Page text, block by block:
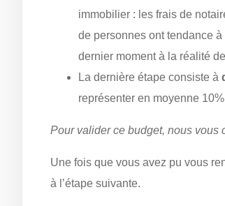
immobilier : les frais de
de personnes ont tendance
dernier moment à la réalité
La dernière étape consiste à
représenter en moyenne
Pour valider ce budget, nous vous
Une fois que vous avez pu vous
à l’étape suivante.